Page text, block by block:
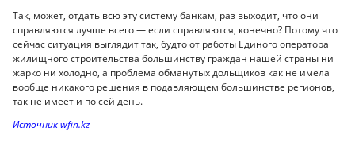
Так, может, отдать всю эту систему банкам, раз выходит, что они
справляются лучше всего — если справляются, конечно? Потому что
сейчас ситуация выглядит так, будто от работы Единого оператора
жилищного строительства большинству граждан нашей страны ни
жарко ни холодно, а проблема обманутых дольщиков как не имела
вообще никакого решения в подавляющем большинстве регионов,
так не имеет и по сей день.
Источник wfin.kz